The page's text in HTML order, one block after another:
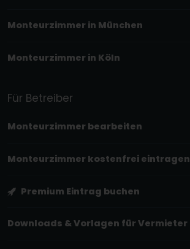
Monteurzimmer in München
Monteurzimmer in Köln
Für Betreiber
Monteurzimmer bearbeiten
Monteurzimmer kostenfrei eintragen
Premium Eintrag buchen
Downloads & Vorlagen für Vermieter